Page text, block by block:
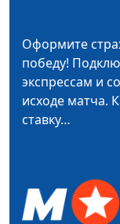
Оформите
победу!
экспрессам и
исходе матча.
ставку…